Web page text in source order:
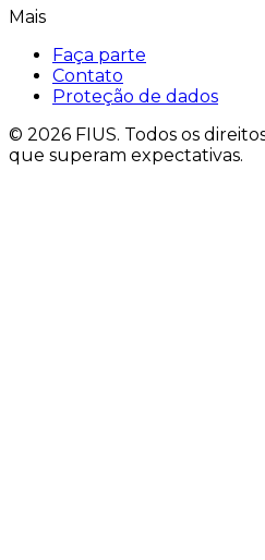
Mais
Faça parte
Contato
Proteção de dados
© 2026 FIUS. Todos os
que superam expectativas.